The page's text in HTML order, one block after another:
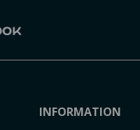
INFORMATION